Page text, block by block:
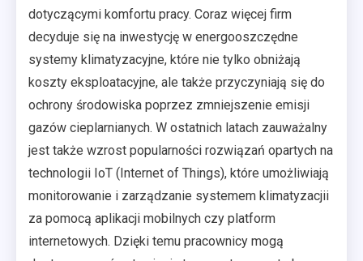
dotyczącymi komfortu pracy. Coraz więcej firm
decyduje się na inwestycję w energooszczędne
systemy klimatyzacyjne, które nie tylko obniżają
koszty eksploatacyjne, ale także przyczyniają się do
ochrony środowiska poprzez zmniejszenie emisji
gazów cieplarnianych. W ostatnich latach zauważalny
jest także wzrost popularności rozwiązań opartych na
technologii IoT (Internet of Things), które umożliwiają
monitorowanie i zarządzanie systemem klimatyzacjii
za pomocą aplikacji mobilnych czy platform
internetowych. Dzięki temu pracownicy mogą